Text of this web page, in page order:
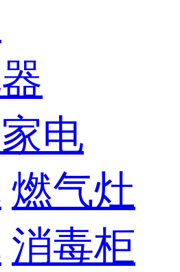
电
燃气灶
消毒柜